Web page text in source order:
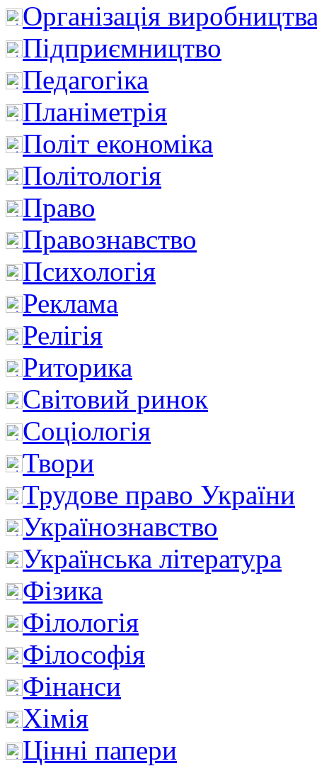
Організація
Підприємництво
Педагогіка
Планіметрія
Політ економіка
Політологія
Право
Правознавство
Психологія
Реклама
Релігія
Риторика
Світовий ринок
Соціологія
Твори
Трудове право України
Українознавство
Українська література
Фізика
Філологія
Філософія
Фінанси
Хімія
Цінні папери